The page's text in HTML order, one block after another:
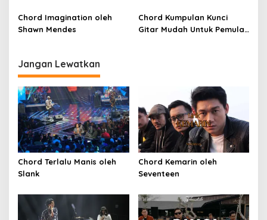
SKA)
Chord Imagination oleh
Shawn Mendes
Chord Kumpulan Kunci
Gitar Mudah Untuk Pemula
Jangan Lewatkan
Chord Terlalu Manis oleh
Slank
Chord Kemarin oleh
Seventeen